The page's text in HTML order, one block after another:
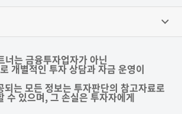
너는 금융투자업자가 아닌
개별적인 투자 상담과 자금 운영이
되는 모든 정보는 투자판단의 참고자료로
수 있으며, 그 손실은 투자자에게